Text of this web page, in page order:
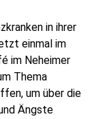
in ihrer
einmal im
im Neheimer
Thema
um über die
Ängste